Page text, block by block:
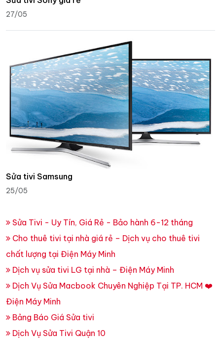
27/05
Sửa tivi Samsung
25/05
Sửa Tivi - Uy Tín, Giá Rẻ - Bảo hành 6-12 tháng
Cho thuê tivi tại nhà giá rẻ – Dịch vụ cho thuê tivi
chất lượng tại Điện Máy Minh
Dịch vụ sửa tivi LG tại nhà – Điện Máy Minh
Dịch Vụ Sửa Macbook Chuyên Nghiệp Tại TP. HCM ❤️
Điện Máy Minh
Bảng Báo Giá Sửa tivi
Dịch Vụ Sửa Tivi Quận 10